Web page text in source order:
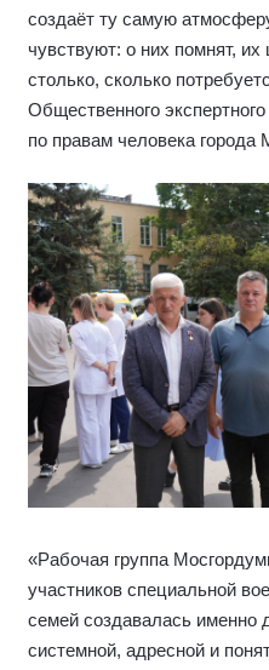
создаёт ту самую
чувствуют: о них помнят,
столько, сколько
Общественного
по правам человека города
«Рабочая группа
участников специальной
семей создавалась
системной, адресной и